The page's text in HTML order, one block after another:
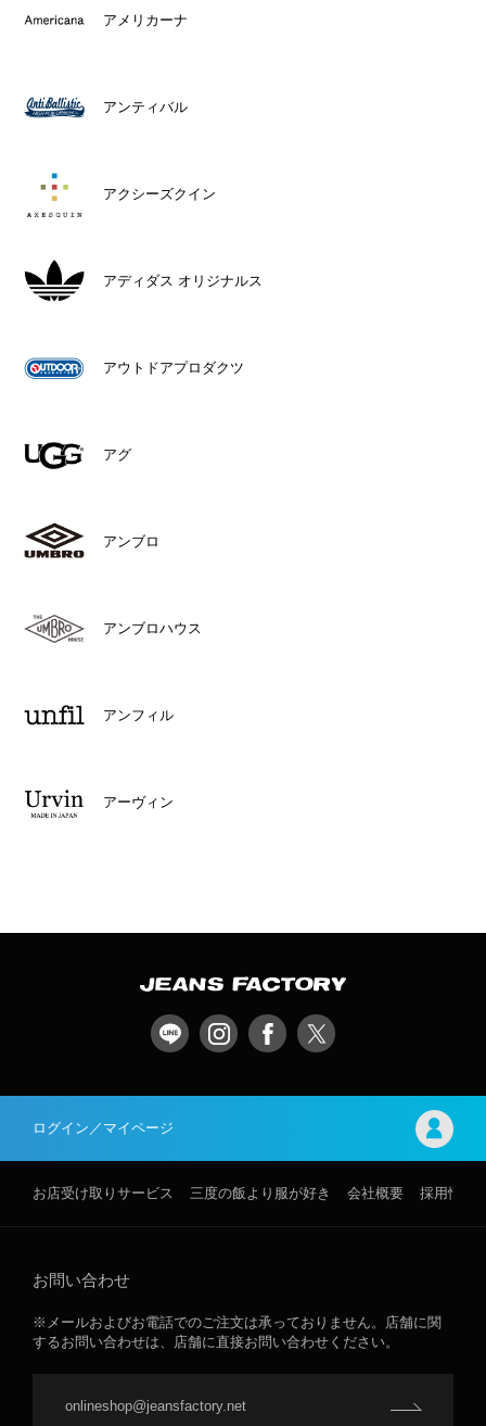
アメリカーナ
アンティバル
アクシーズクイン
アディダス オリジナルス
アウトドアプロダクツ
アグ
アンブロ
アンブロハウス
アンフィル
アーヴィン
ログイン／マイページ
お店受け取りサービス 三度の飯より服が好き 会社概要 採用情報
お問い合わせ
※メールおよびお電話でのご注文は承っておりません。店舗に関
するお問い合わせは、店舗に直接お問い合わせください。
onlineshop@jeansfactory.net